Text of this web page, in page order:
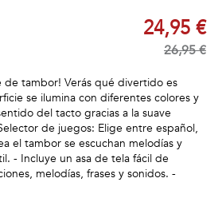
24,95 €
26,95 €
de tambor! Verás qué divertido es
se ilumina con diferentes colores y
del tacto gracias a la suave
de juegos: Elige entre español,
el tambor se escuchan melodías y
- Incluye un asa de tela fácil de
melodías, frases y sonidos. -